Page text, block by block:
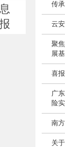
传
云
聚
展
喜
广
险
南
关